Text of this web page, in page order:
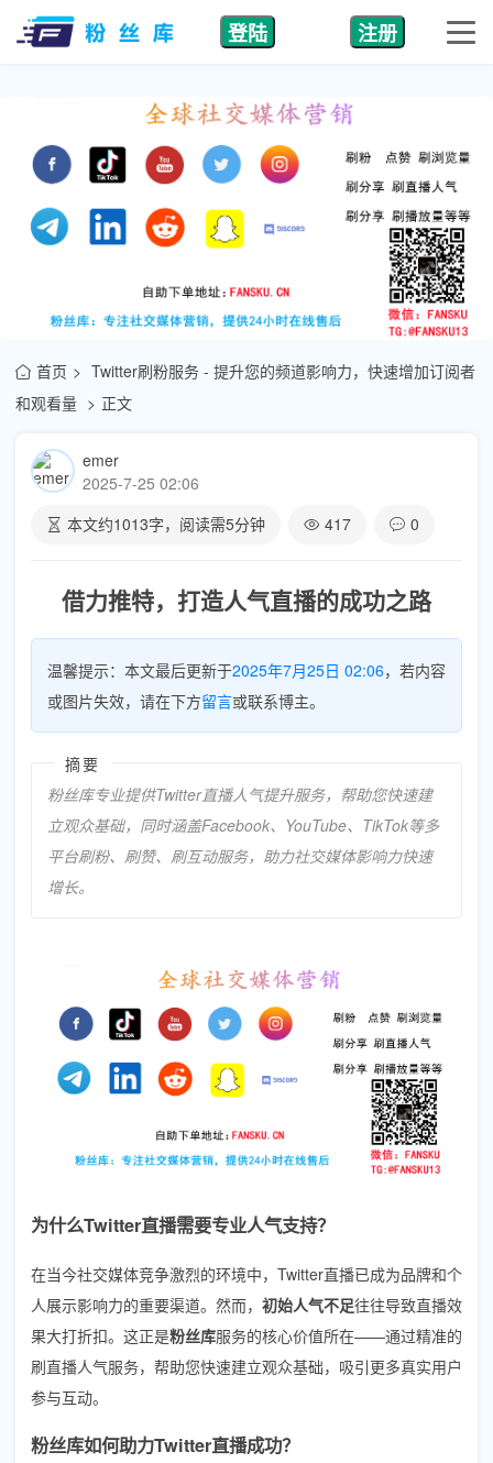
登陆 注册
首页
Twitter刷粉服务 - 提升您的频道影响力，快速增加订阅者
和观看量
正文
emer
2025-7-25 02:06
本文约1013字，阅读需5分钟 417 0
借力推特，打造人气直播的成功之路
温馨提示：本文最后更新于2025年7月25日 02:06，若内容
或图片失效，请在下方留言或联系博主。
摘要
粉丝库专业提供Twitter直播人气提升服务，帮助您快速建
立观众基础，同时涵盖Facebook、YouTube、TikTok等多
平台刷粉、刷赞、刷互动服务，助力社交媒体影响力快速
增长。
为什么Twitter直播需要专业人气支持？
在当今社交媒体竞争激烈的环境中，Twitter直播已成为品牌和个
人展示影响力的重要渠道。然而， 初始人气不足往往导致直播效
果大打折扣。这正是粉丝库服务的核心价值所在——通过精准的
刷直播人气服务，帮助您快速建立观众基础，吸引更多真实用户
参与互动。
粉丝库如何助力Twitter直播成功？